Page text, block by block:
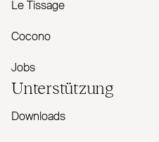
Le Tissage
Cocono
Jobs
Unterstützung
Downloads